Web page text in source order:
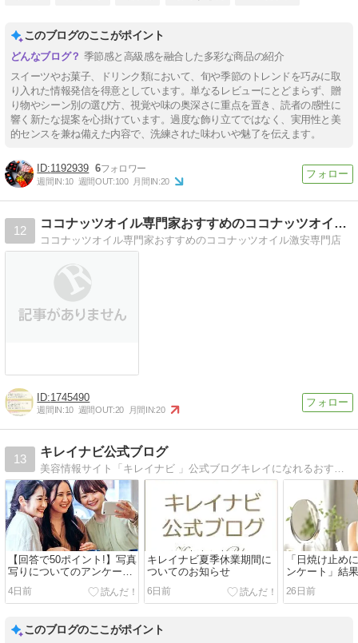
このブログのここがポイント
季節感と高級感を融合した多彩な商品の紹介
スイーツやお菓子、ドリンク類において、旬や季節のトレンドを巧みに取
り入れた情報発信を得意としています。単なるレビューにとどまらず、贈
り物やシーン別の選び方、視覚や味の奥深さに重点を置き、読者の感性に
響く新たな提案を心掛けています。過度な飾り立てではなく、実用性と美
的センスを兼ね備えた内容で、洗練された味わいや魅了を伝えます。
1192939 6
週間IN:10 週間OUT:100 月間IN:20
12
ココナッツオイル専門家おすすめのココナッツオイル激安専門店
ココナッツオイル専門家おすすめのココナッツオイル激安専門店
1745490
週間IN:10 週間OUT:20 月間IN:20
13
キレイナビ公式ブログ
美容情報サイト「キレイナビ 」公式ブログキレイになれるおすすめアイテム、キレイナビの最新ニュースなどをお届け致します！
【回答で50ポイント!】写真
写りについてのアンケート
開始！
4日前
キレイナビ夏季休業期間に
ついてのお知らせ
6日前
「日焼け止め
ンケート」結
26日前
このブログのここがポイント